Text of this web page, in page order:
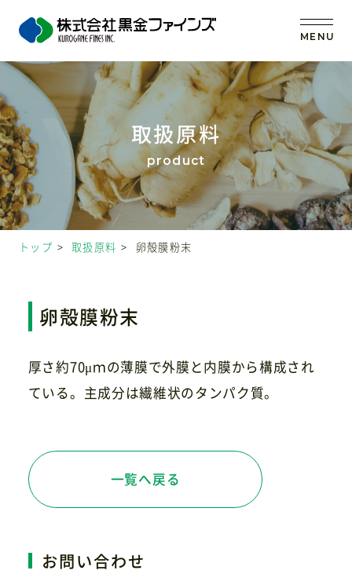
MENU
トップ
当社の強み
事業内容
取扱原料
取扱原料
トップ 取扱原料 卵殻膜粉末
卵殻膜粉末
厚さ約70μｍの薄膜で外膜と内膜から構成され
ている。主成分は繊維状のタンパク質。
一覧へ戻る
お問い合わせ